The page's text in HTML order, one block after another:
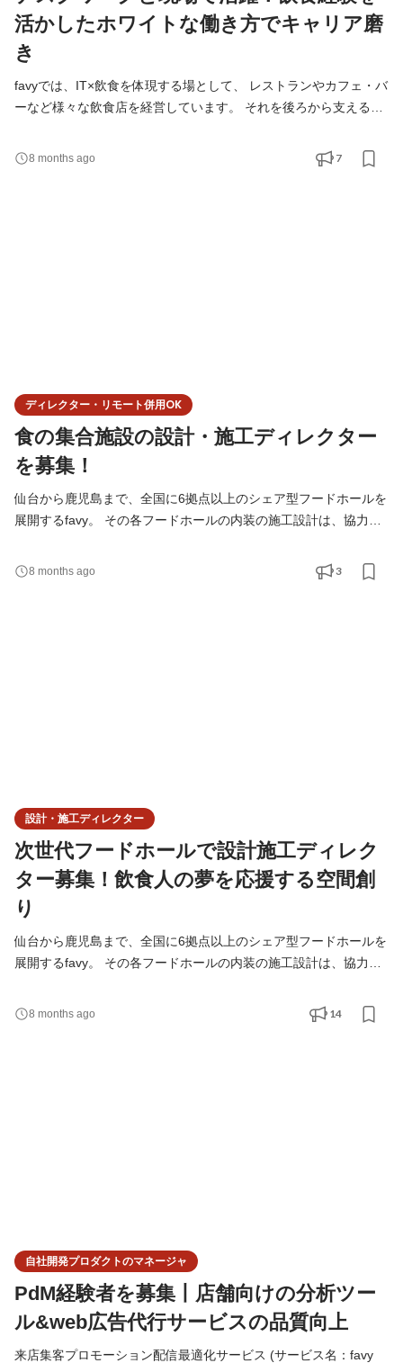
活かしたホワイトな働き方でキャリア磨
き
favyでは、IT×飲食を体現する場として、 レストランやカフェ・バ
ーなど様々な飲食店を経営しています。 それを後ろから支える部
を募集中。 飲食店での勤務経験を活かして、飲食DXに挑戦してみ
8 months ago 7
ディレクター・リモート併用OK
食の集合施設の設計・施工ディレクター
を募集！
仙台から鹿児島まで、全国に6拠点以上のシェア型フードホールを
展開するfavy。 その各フードホールの内装の施工設計は、協力会
違うことに挑戦してみたい！ ・自分の夢を叶えようとしている飲
食人を応援したい！ ・入居店舗も来店客も心地よいシェア型フー
8 months ago 3
設計・施工ディレクター
次世代フードホールで設計施工ディレク
ター募集！飲食人の夢を応援する空間創
り
仙台から鹿児島まで、全国に6拠点以上のシェア型フードホールを
展開するfavy。 その各フードホールの内装の施工設計は、協力会
違うことに挑戦してみたい！ ・自分の夢を叶えようとしている飲
食人を応援したい！ ・入居店舗も来店客も心地よいシェア型フー
8 months ago 14
自社開発プロダクトのマネージャ
PdM経験者を募集丨店舗向けの分析ツー
ル&web広告代行サービスの品質向上
来店集客プロモーション配信最適化サービス (サービス名：favy